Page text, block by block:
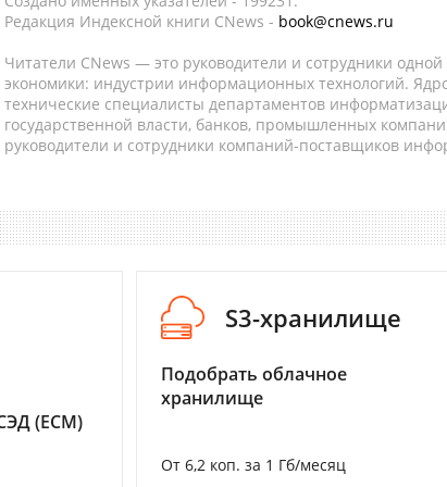
Редакция Индексной книги CNews - book@cnews.ru
Читатели CNews — это руководители и сотрудники
экономики: индустрии информационных технологий.
технические специалисты департаментов
государственной власти, банков, промышленных
руководители и сотрудники компаний-поставщиков
(ECM)
S3-хранилище
Подобрать облачное
хранилище
От 6,2 коп. за 1 Гб/месяц